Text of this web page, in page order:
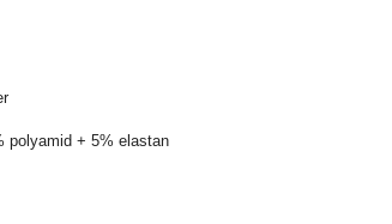
polyamid + 5% elastan